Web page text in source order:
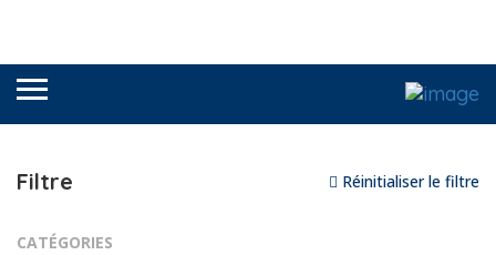
Filtre Réinitialiser le filtre
CATÉGORIES